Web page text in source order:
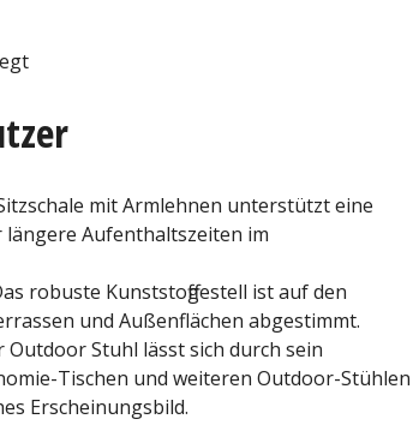
mit Armlehnen unterstützt eine
Aufenthaltszeiten im
robuste Kunststoffgestell ist auf den
und Außenflächen abgestimmt.
Outdoor Stuhl lässt sich durch sein
Tischen und weiteren Outdoor-Stühlen
Erscheinungsbild.